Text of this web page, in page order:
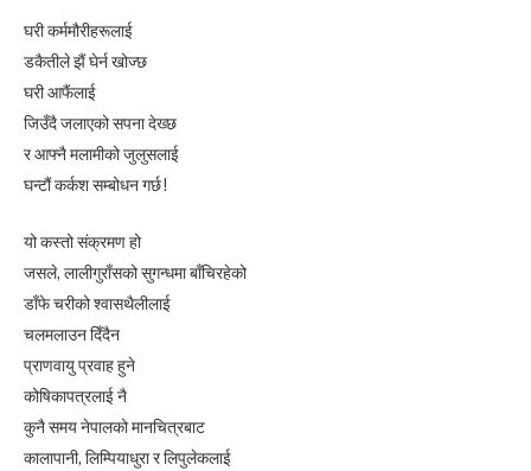
घरी कर्ममौरीहरूलाई
डकैतीले झैं घेर्न खोज्छ
घरी आफैंलाई
जिउँदै जलाएको सपना देख्छ
र आफ्नै मलामीको जुलुसलाई
घन्टौं कर्कश सम्बोधन गर्छ !
यो कस्तो संक्रमण हो
जसले, लालीगुराँसको सुगन्धमा बाँचिरहेको
डाँफे चरीको श्वासथैलीलाई
चलमलाउन दिँदैन
प्राणवायु प्रवाह हुने
कोषिकापत्रलाई नै
कुनै समय नेपालको मानचित्रबाट
कालापानी, लिम्पियाधुरा र लिपुलेकलाई